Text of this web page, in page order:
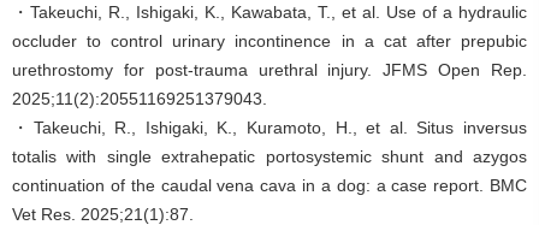
・Takeuchi, R., Ishigaki, K., Kawabata, T., et al. Use of a hydraulic
occluder to control urinary incontinence in a cat after prepubic
urethrostomy for post-trauma urethral injury. JFMS Open Rep.
2025;11(2):20551169251379043.
・Takeuchi, R., Ishigaki, K., Kuramoto, H., et al. Situs inversus
totalis with single extrahepatic portosystemic shunt and azygos
continuation of the caudal vena cava in a dog: a case report. BMC
Vet Res. 2025;21(1):87.